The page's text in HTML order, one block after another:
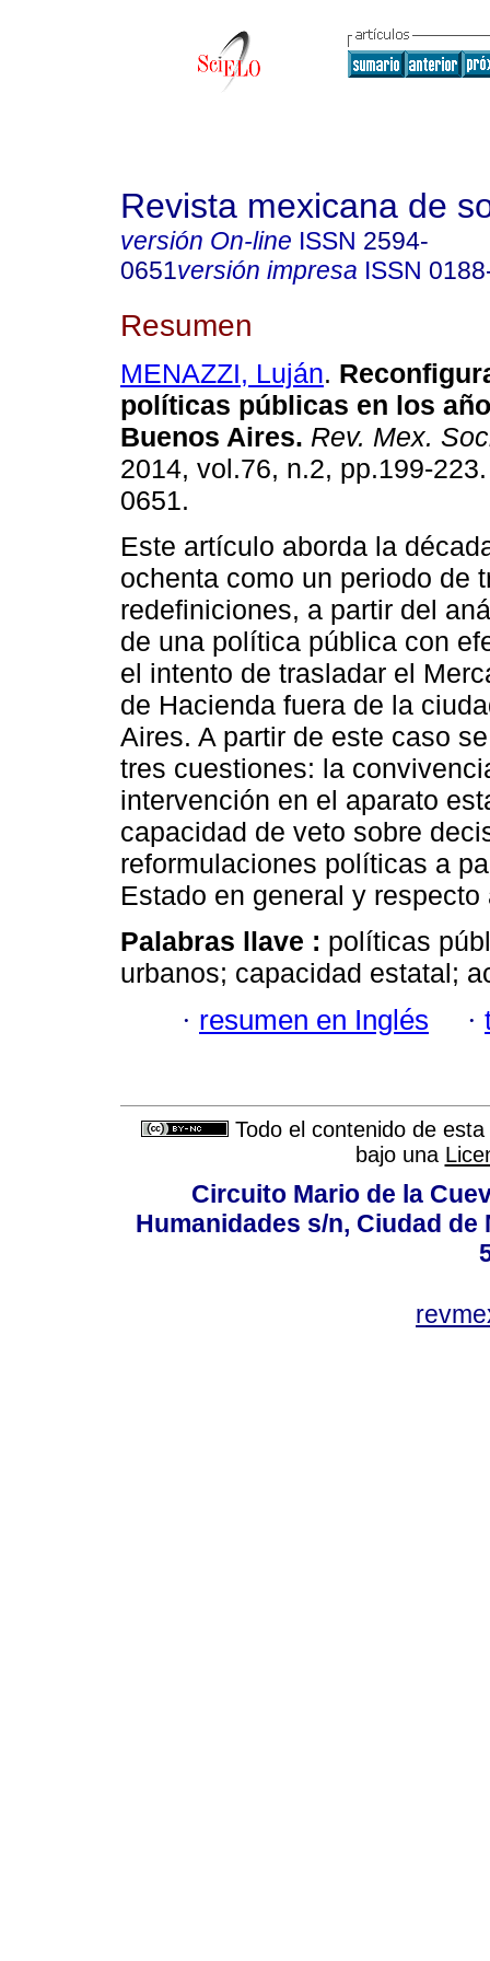
Revista mexicana de
versión On-line ISSN 2594-
0651versión impresa ISSN
Resumen
MENAZZI, Luján.
políticas públicas en los
Buenos Aires. Rev. Mex.
2014, vol.76, n.2, pp.199-
0651.
Este artículo aborda la
ochenta como un periodo de
redefiniciones, a partir del
de una política pública con
el intento de trasladar el
de Hacienda fuera de la
Aires. A partir de este caso
tres cuestiones: la
intervención en el aparato
capacidad de veto sobre
reformulaciones políticas a
Estado en general y
Palabras llave : políticas
urbanos; capacidad estatal;
· resumen en Inglés ·
Todo el contenido de
bajo una
Circuito Mario de la
Humanidades s/n, Ciudad de